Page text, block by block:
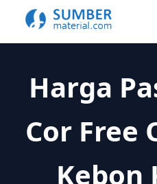
Harga
Cor Free
Kebon